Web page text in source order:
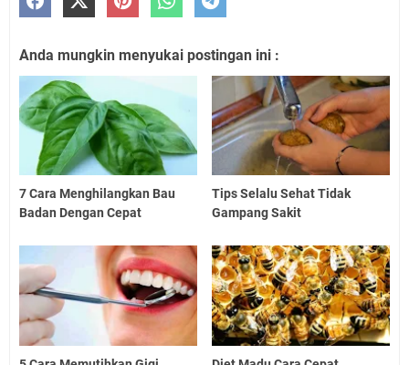
Anda mungkin menyukai postingan ini :
7 Cara Menghilangkan Bau
Badan Dengan Cepat
Tips Selalu Sehat Tidak
Gampang Sakit